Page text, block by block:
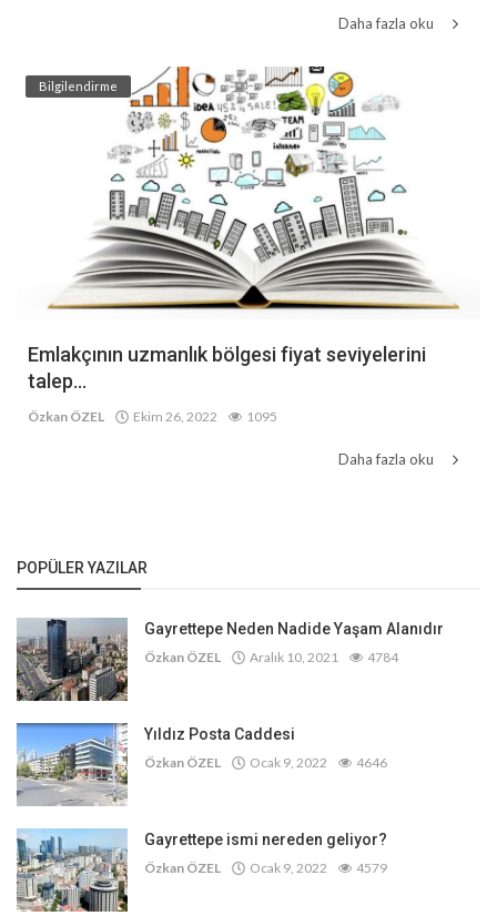
Daha fazla oku
Bilgilendirme
Emlakçının uzmanlık bölgesi fiyat seviyelerini
talep...
Özkan ÖZEL Ekim 26, 2022 1095
Daha fazla oku
POPÜLER YAZILAR
Gayrettepe Neden Nadide Yaşam Alanıdır
Özkan ÖZEL Aralık 10, 2021 4784
Yıldız Posta Caddesi
Özkan ÖZEL Ocak 9, 2022 4646
Gayrettepe ismi nereden geliyor?
Özkan ÖZEL Ocak 9, 2022 4579